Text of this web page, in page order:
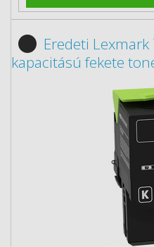
Eredeti Lexmark
kapacitású fekete